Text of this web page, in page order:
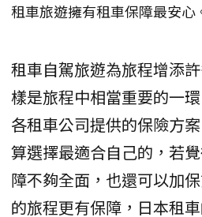
租車旅遊擁有租車保障最安
租車自駕旅遊為旅程增添
樣是旅程中相當重要的一
各租車公司提供的保險方
算選擇最適合自己的，若
障不夠全面，也還可以加
的旅程更有保障，日本租